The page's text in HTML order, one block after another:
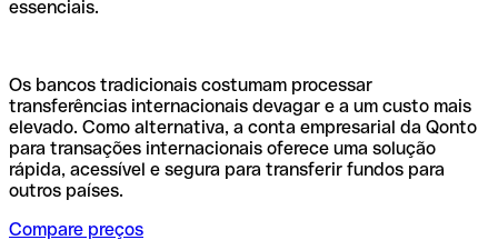
essenciais.
Os bancos tradicionais costumam processar
transferências internacionais devagar e a um custo mais
elevado. Como alternativa, a conta empresarial da Qonto
para transações internacionais oferece uma solução
rápida, acessível e segura para transferir fundos para
outros países.
Compare preços